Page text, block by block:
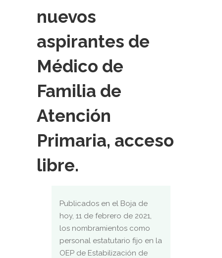
nuevos
aspirantes de
Médico de
Familia de
Atención
Primaria, acceso
libre.
Publicados en el Boja de
hoy, 11 de febrero de 2021,
los nombramientos como
personal estatutario fijo en la
OEP de Estabilización de